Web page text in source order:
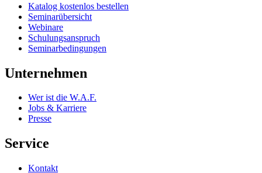
Katalog kostenlos bestellen
Seminarübersicht
Webinare
Schulungsanspruch
Seminarbedingungen
Unternehmen
Wer ist die W.A.F.
Jobs & Karriere
Presse
Service
Kontakt